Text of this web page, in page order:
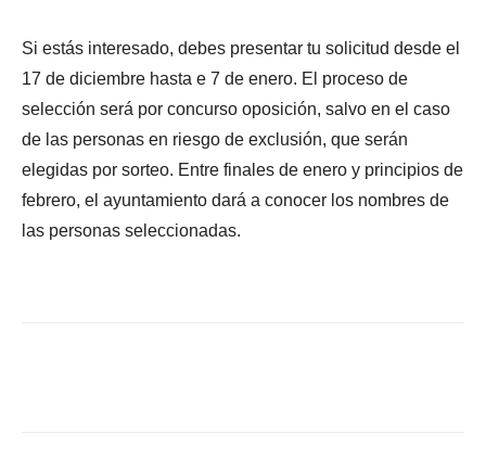
Si estás interesado, debes presentar tu solicitud desde el
17 de diciembre hasta e 7 de enero. El proceso de
selección será por concurso oposición, salvo en el caso
de las personas en riesgo de exclusión, que serán
elegidas por sorteo. Entre finales de enero y principios de
febrero, el ayuntamiento dará a conocer los nombres de
las personas seleccionadas.